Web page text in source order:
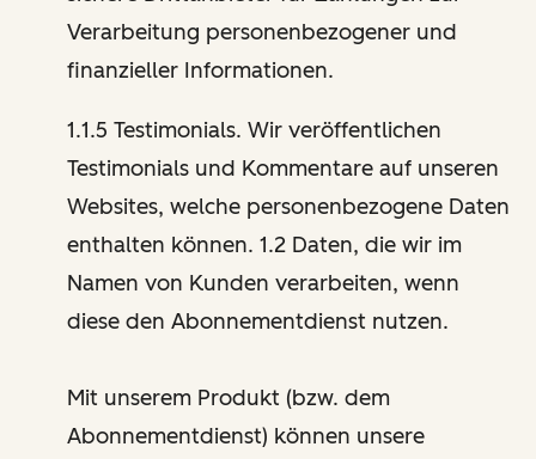
Verarbeitung personenbezogener und
finanzieller Informationen.
1.1.5 Testimonials. Wir veröffentlichen
Testimonials und Kommentare auf unseren
Websites, welche personenbezogene Daten
enthalten können. 1.2 Daten, die wir im
Namen von Kunden verarbeiten, wenn
diese den Abonnementdienst nutzen.
Mit unserem Produkt (bzw. dem
Abonnementdienst) können unsere